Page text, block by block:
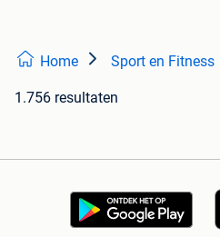
Home Sport en Fitness
1.756 resultaten